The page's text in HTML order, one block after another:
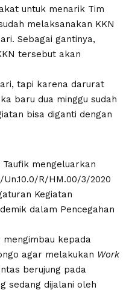
untuk menarik Tim
melaksanakan KKN
Sebagai gantinya,
tersebut akan
tapi karena darurat
baru dua minggu sudah
bisa diganti dengan
mengeluarkan
Un.10.0/R/HM.00/3/2020
Kegiatan
dalam Pencegahan
kepada
agar melakukan Work
berujung pada
sedang dijalani oleh